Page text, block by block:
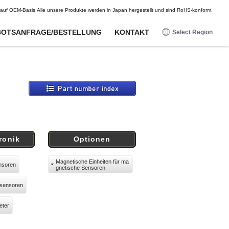
DE FR ES
OEM-Basis.Alle unsere Produkte werden in Japan hergestellt und sind RoHS-konform.
BESTELLUNG KONTAKT Select Region
Unterhaltungselektronik
Näherungssensoren
Berührungssensoren
Digitale Potentiometer
Beleuchtete Druckknöpfe
Kabelbäume
Unterhaltungselektronik
Näherungssensoren
Berührungssensoren
Digitale Potentiometer
Beleuchtete Druckknöpfe
Kabelbäume
Optionen
Magnetische Einheiten für ma
gnetische Sensoren